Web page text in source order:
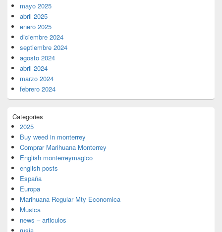
mayo 2025
abril 2025
enero 2025
diciembre 2024
septiembre 2024
agosto 2024
abril 2024
marzo 2024
febrero 2024
Categories
2025
Buy weed in monterrey
Comprar Marihuana Monterrey
English monterreymagico
english posts
España
Europa
Marihuana Regular Mty Economica
Musica
news – articulos